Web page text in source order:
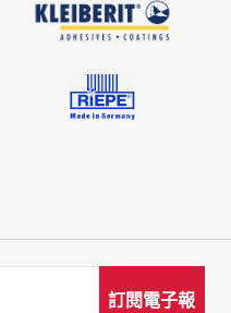
訂閱電子報